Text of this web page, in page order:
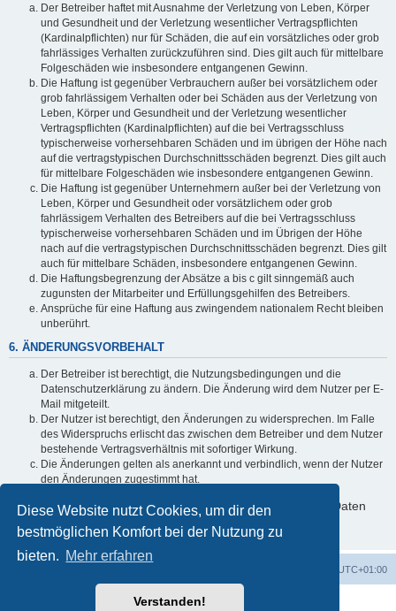
Diese Website nutzt Cookies, um dir den
bestmöglichen Komfort bei der Nutzung zu
bieten. Mehr erfahren
Verstanden!
Der Betreiber haftet mit Ausnahme der Verletzung von Leben, Körper
und Gesundheit und der Verletzung wesentlicher Vertragspflichten
(Kardinalpflichten) nur für Schäden, die auf ein vorsätzliches oder grob
fahrlässiges Verhalten zurückzuführen sind. Dies gilt auch für mittelbare
Folgeschäden wie insbesondere entgangenen Gewinn.
Die Haftung ist gegenüber Verbrauchern außer bei vorsätzlichem oder
grob fahrlässigem Verhalten oder bei Schäden aus der Verletzung von
Leben, Körper und Gesundheit und der Verletzung wesentlicher
Vertragspflichten (Kardinalpflichten) auf die bei Vertragsschluss
typischerweise vorhersehbaren Schäden und im übrigen der Höhe nach
auf die vertragstypischen Durchschnittsschäden begrenzt. Dies gilt auch
für mittelbare Folgeschäden wie insbesondere entgangenen Gewinn.
Die Haftung ist gegenüber Unternehmern außer bei der Verletzung von
Leben, Körper und Gesundheit oder vorsätzlichem oder grob
fahrlässigem Verhalten des Betreibers auf die bei Vertragsschluss
typischerweise vorhersehbaren Schäden und im Übrigen der Höhe
nach auf die vertragstypischen Durchschnittsschäden begrenzt. Dies gilt
auch für mittelbare Schäden, insbesondere entgangenen Gewinn.
Die Haftungsbegrenzung der Absätze a bis c gilt sinngemäß auch
zugunsten der Mitarbeiter und Erfüllungsgehilfen des Betreibers.
Ansprüche für eine Haftung aus zwingendem nationalem Recht bleiben
unberührt.
6. ÄNDERUNGSVORBEHALT
Der Betreiber ist berechtigt, die Nutzungsbedingungen und die
Datenschutzerklärung zu ändern. Die Änderung wird dem Nutzer per E-
Mail mitgeteilt.
Der Nutzer ist berechtigt, den Änderungen zu widersprechen. Im Falle
des Widerspruchs erlischt das zwischen dem Betreiber und dem Nutzer
bestehende Vertragsverhältnis mit sofortiger Wirkung.
Die Änderungen gelten als anerkannt und verbindlich, wenn der Nutzer
den Änderungen zugestimmt hat.
Informationen über den Umgang mit deinen persönlichen Daten
sind in der Datenschutzerklärung enthalten.
UTC+01:00
Powered byphpBB® Forum Software © phpBB Limited